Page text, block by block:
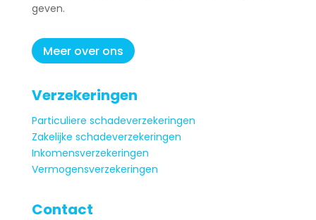
geven.
Meer over ons
Verzekeringen
Particuliere schadeverzekeringen
Zakelijke schadeverzekeringen
Inkomensverzekeringen
Vermogensverzekeringen
Contact